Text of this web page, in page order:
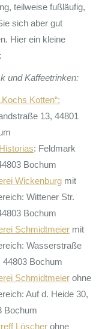
teilweise fußläufig,
sich aber gut
Hier ein kleine
und Kaffeetrinken:
Kotten“:
13, 44801
: Feldmark
Bochum
Wickenburg mit
Wittener Str.
Bochum
Schmidtmeier mit
Wasserstraße
44803 Bochum
Schmidtmeier ohne
Auf d. Heide 30,
Bochum
Löscher ohne